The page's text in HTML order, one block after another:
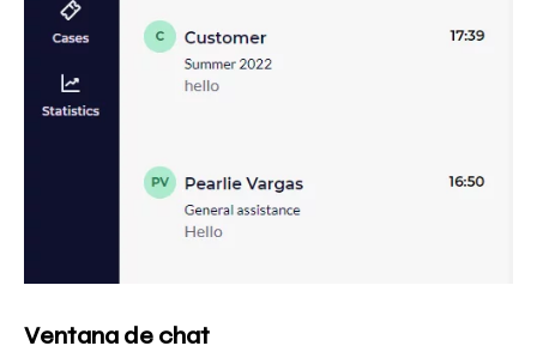
Ventana de chat